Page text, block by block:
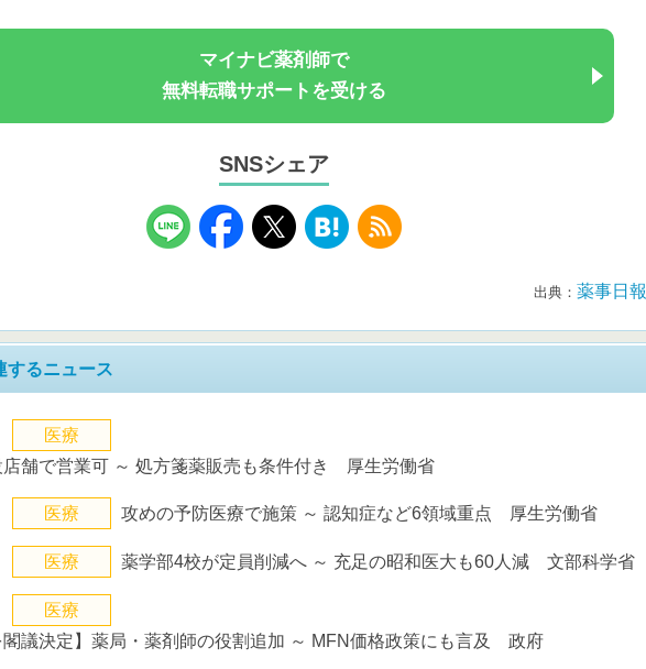
マイナビ薬剤師で
無料転職サポートを受ける
SNSシェア
出典： 薬事日報
するニュース
医療
店舗で営業可 ～ 処方箋薬販売も条件付き 厚生労働省
医療 攻めの予防医療で施策 ～ 認知症など6領域重点 厚生労働省
医療 薬学部4校が定員削減へ ～ 充足の昭和医大も60人減 文部科学省
医療
閣議決定】薬局・薬剤師の役割追加 ～ MFN価格政策にも言及 政府